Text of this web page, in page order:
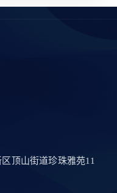
顶山街道珍珠雅苑11